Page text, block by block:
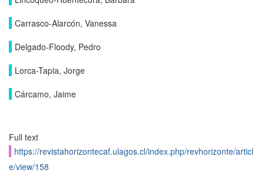
Carrasco-Alarcón, Vanessa
Delgado-Floody, Pedro
Lorca-Tapia, Jorge
Cárcamo, Jaime
Full text
https://revistahorizontecaf.ulagos.cl/index.php/revhorizonte/articl
e/view/158